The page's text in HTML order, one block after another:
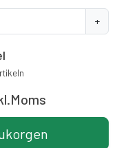
+